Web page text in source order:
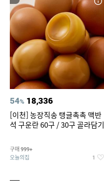
54% 18,336
[이천] 농장직송 탱글촉촉 맥반
석 구운란 60구 / 30구 골라담기
구매 999+
오늘의집 1